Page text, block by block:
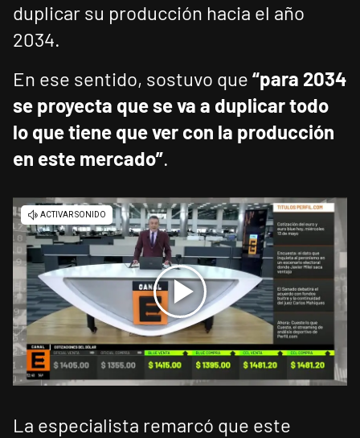
duplicar su producción hacia el año
2034.
En ese sentido, sostuvo que “para 2034
se proyecta que se va a duplicar todo
lo que tiene que ver con la producción
en este mercado”.
La especialista remarcó que este